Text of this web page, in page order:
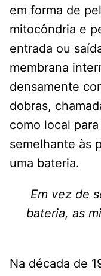
em forma de
mitocôndria e
entrada ou
membrana
densamente
dobras,
como local
semelhante às
uma bateria.
Em vez de
bateria, as
Na década de